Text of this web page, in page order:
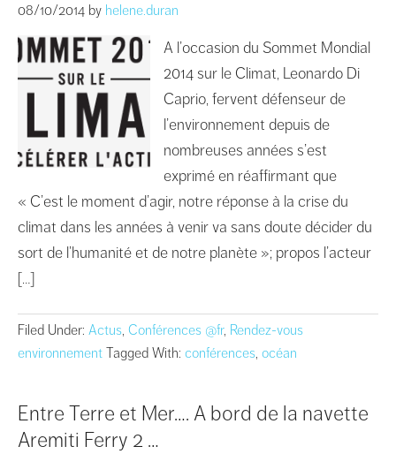
08/10/2014 by helene.duran
A l’occasion du Sommet Mondial
2014 sur le Climat, Leonardo Di
Caprio, fervent défenseur de
l’environnement depuis de
nombreuses années s’est
exprimé en réaffirmant que
« C’est le moment d’agir, notre réponse à la crise du
climat dans les années à venir va sans doute décider du
sort de l’humanité et de notre planète »; propos l’acteur
[…]
Filed Under: Actus, Conférences @fr, Rendez-vous
environnement Tagged With: conférences, océan
Entre Terre et Mer…. A bord de la navette
Aremiti Ferry 2 …